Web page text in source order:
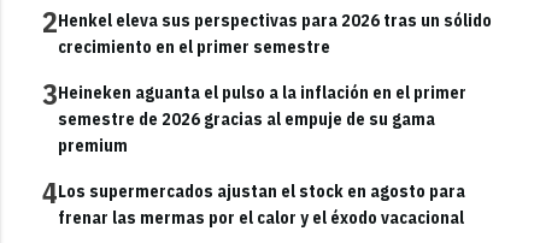
2Henkel eleva sus perspectivas para 2026 tras un sólido
crecimiento en el primer semestre
3Heineken aguanta el pulso a la inflación en el primer
semestre de 2026 gracias al empuje de su gama
premium
4Los supermercados ajustan el stock en agosto para
frenar las mermas por el calor y el éxodo vacacional